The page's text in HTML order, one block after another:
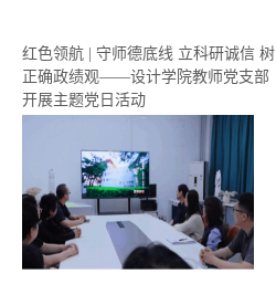
红色领航 | 守师德底线 立科研诚信 树
正确政绩观——设计学院教师党支部
开展主题党日活动